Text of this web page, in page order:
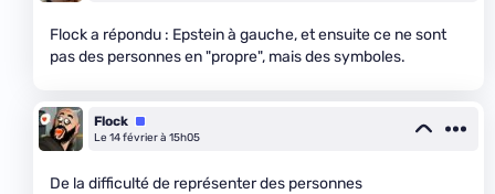
Flock a répondu : Epstein à gauche, et ensuite ce ne sont
pas des personnes en "propre", mais des symboles.
Flock Équipe
Le 14 février à 15h05
De la difficulté de représenter des personnes